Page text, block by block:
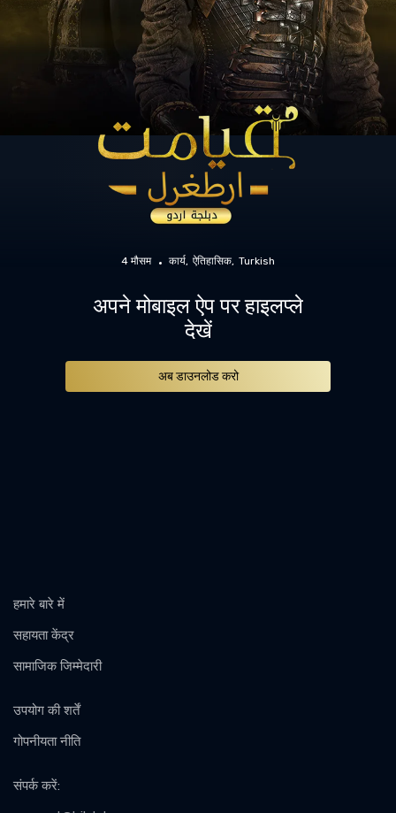
4 मौसम कार्य ऐतिहासिक Turkish
अपने मोबाइल ऐप पर हाइलप्ले
देखें
अब डाउनलोड करो
हमारे बारे में
सहायता केंद्र
सामाजिक जिम्मेदारी
उपयोग की शर्तें
गोपनीयता नीति
संपर्क करें: